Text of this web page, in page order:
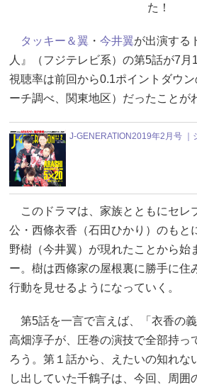
た！
タッキー＆翼 ・ 今井翼が出演する
人』（フジテレビ系）の第5話が7
視聴率は前回から0.1ポイントダウ
ーチ調べ、関東地区）だったことが
J-GENERATION2019年2月号 ｜
このドラマは、家族とともにセレ
公・西條衣香（石田ひかり）のもと
野樹（今井翼）が現れたことから始
ー。樹は西條家の屋根裏に勝手に住
行動を見せるようになっていく。
第5話を一言で言えば、「衣香の
高畑淳子が、圧巻の演技で全部持っ
ろう。第１話から、えたいの知れな
し出していた千鶴子は、今回、周囲